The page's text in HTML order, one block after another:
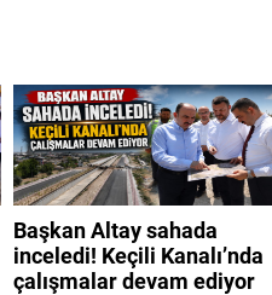
Başkan Altay sahada
inceledi! Keçili Kanalı’nda
çalışmalar devam ediyor